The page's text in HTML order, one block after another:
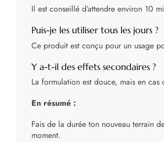
Il est conseillé d’attendre environ 10
Puis-je les utiliser tous les jours ?
Ce produit est conçu pour un usage
Y a-t-il des effets secondaires ?
La formulation est douce, mais en
En résumé :
Fais de la durée ton nouveau terrain
moment.